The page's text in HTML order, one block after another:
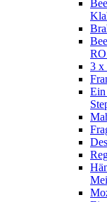
3 x
Ein